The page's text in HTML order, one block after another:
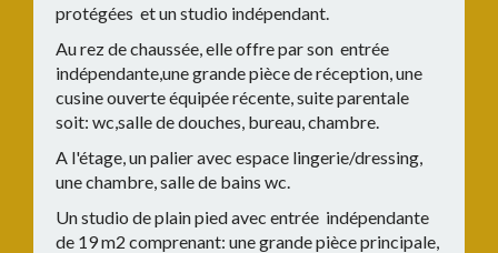
protégées et un studio indépendant.
Au rez de chaussée, elle offre par son entrée
indépendante,une grande pièce de réception, une
cusine ouverte équipée récente, suite parentale
soit: wc,salle de douches, bureau, chambre.
A l'étage, un palier avec espace lingerie/dressing,
une chambre, salle de bains wc.
Un studio de plain pied avec entrée indépendante
de 19 m2 comprenant: une grande pièce principale,